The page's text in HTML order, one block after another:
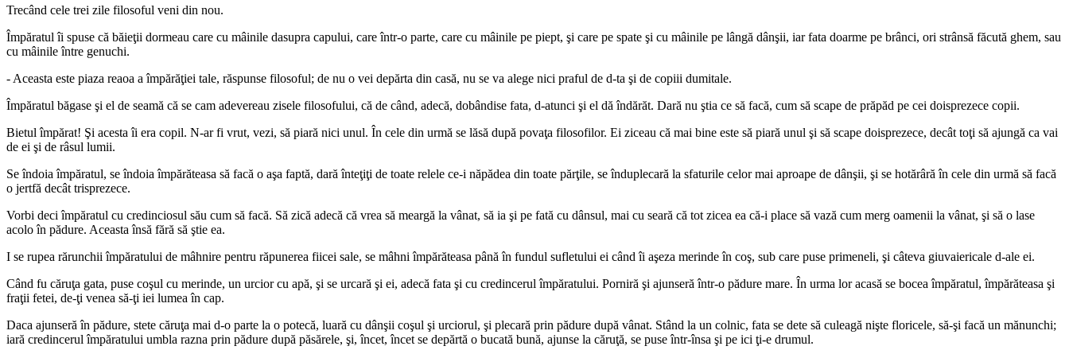
Trecând cele trei zile filosoful veni din nou.
Împăratul îi spuse că băieţii dormeau care cu mâinile dasupra capului, care într-o parte, care cu mâinile pe piept, şi care pe spate şi cu mâinile pe lângă dânşii, iar fata doarme pe brânci, ori strânsă făcută ghem, sau
cu mâinile între genuchi.
- Aceasta este piaza reaoa a împărăţiei tale, răspunse filosoful; de nu o vei depărta din casă, nu se va alege nici praful de d-ta şi de copiii dumitale.
Împăratul băgase şi el de seamă că se cam adevereau zisele filosofului, că de când, adecă, dobândise fata, d-atunci şi el dă îndărăt. Dară nu ştia ce să facă, cum să scape de prăpăd pe cei doisprezece copii.
Bietul împărat! Şi acesta îi era copil. N-ar fi vrut, vezi, să piară nici unul. În cele din urmă se lăsă după povaţa filosofilor. Ei ziceau că mai bine este să piară unul şi să scape doisprezece, decât toţi să ajungă ca vai
de ei şi de râsul lumii.
Se îndoia împăratul, se îndoia împărăteasa să facă o aşa faptă, dară înteţiţi de toate relele ce-i năpădea din toate părţile, se înduplecară la sfaturile celor mai aproape de dânşii, şi se hotărâră în cele din urmă să facă
o jertfă decât trisprezece.
Vorbi deci împăratul cu credinciosul său cum să facă. Să zică adecă că vrea să meargă la vânat, să ia şi pe fată cu dânsul, mai cu seară că tot zicea ea că-i place să vază cum merg oamenii la vânat, şi să o lase
acolo în pădure. Aceasta însă fără să ştie ea.
I se rupea rărunchii împăratului de mâhnire pentru răpunerea fiicei sale, se mâhni împărăteasa până în fundul sufletului ei când îi aşeza merinde în coş, sub care puse primeneli, şi câteva giuvaiericale d-ale ei.
Când fu căruţa gata, puse coşul cu merinde, un urcior cu apă, şi se urcară şi ei, adecă fata şi cu credincerul împăratului. Porniră şi ajunseră într-o pădure mare. În urma lor acasă se bocea împăratul, împărăteasa şi
fraţii fetei, de-ţi venea să-ţi iei lumea în cap.
Daca ajunseră în pădure, stete căruţa mai d-o parte la o potecă, luară cu dânşii coşul şi urciorul, şi plecară prin pădure după vânat. Stând la un colnic, fata se dete să culeagă nişte floricele, să-şi facă un mănunchi;
iară credincerul împăratului umbla razna prin pădure după păsărele, şi, încet, încet se depărtă o bucată bună, ajunse la căruţă, se puse într-însa şi pe ici ţi-e drumul.